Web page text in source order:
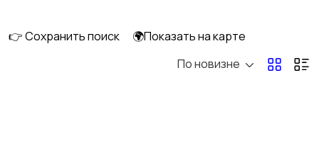
Добыча сырья,
👉 Сохранить поиск
🌍Показать на карте
По новизне